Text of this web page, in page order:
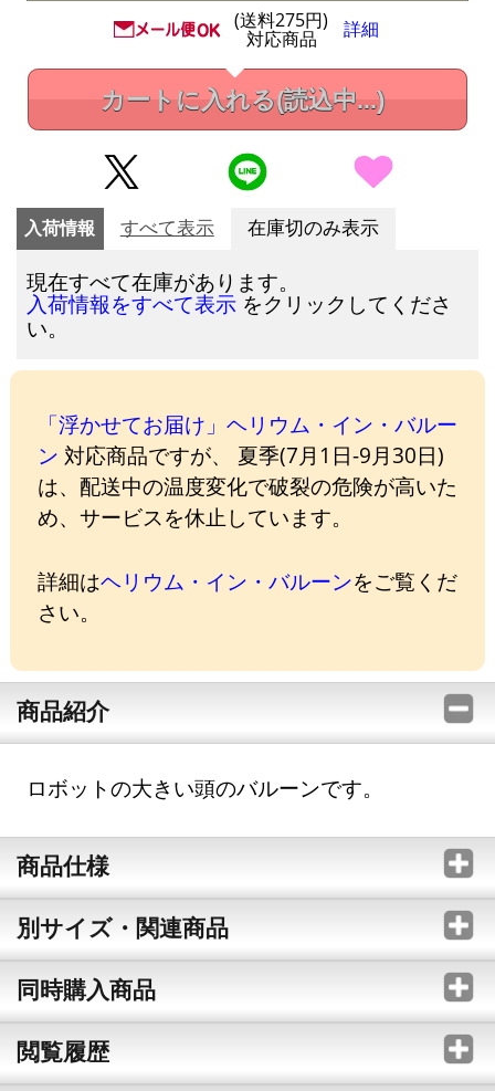
(送料275円)
対応商品 詳細
カートに入れる(読込中...)
入荷情報 すべて表示 在庫切のみ表示
現在すべて在庫があります。
入荷情報をすべて表示 をクリックしてくださ
い。
「浮かせてお届け」ヘリウム・イン・バルー
ン 対応商品ですが、 夏季(7月1日-9月30日)
は、配送中の温度変化で破裂の危険が高いた
め、サービスを休止しています。
詳細はヘリウム・イン・バルーンをご覧くだ
さい。
商品紹介
ロボットの大きい頭のバルーンです。
商品仕様
別サイズ・関連商品
同時購入商品
閲覧履歴